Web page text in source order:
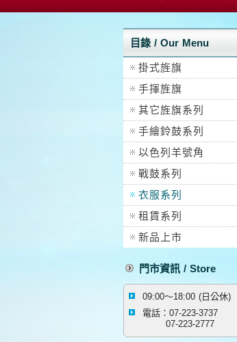
目錄 / Our Menu
掛式旌旗
手揮旌旗
其它旌旗系列
手繪鈴鼓系列
以色列羊號角
戰鼓系列
衣服系列
租賃系列
新品上市
門市資訊 / Store
09:00～18:00 (日公休)
電話：07-223-3737
07-223-2777